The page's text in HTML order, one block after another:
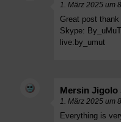
1. März 2025 um
Great post
Skype:
live:by_umut
Mersin Jigolo
1. März 2025 um
Everything is